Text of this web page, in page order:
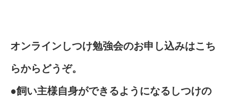
オンラインしつけ勉強会のお申し込みはこち
らからどうぞ。
●飼い主様自身ができるようになるしつけの